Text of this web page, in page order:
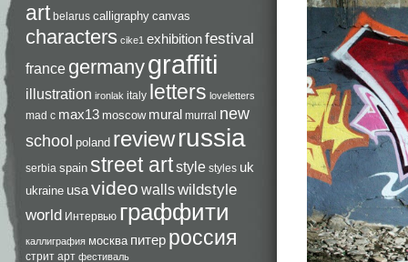
art belarus calligraphy canvas
characters cike1 exhibitionfestival
france germanygraffiti
illustration ironlak italy letters loveletters
mad c max13 moscow mural murral new
school poland reviewrussia
serbia spain street artstyle styles uk
ukraine usavideo wallswildstyle
world Интервью граффити
каллиграфия москва питер россия
стрит арт фестиваль